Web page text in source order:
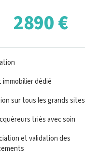
2890 €
immobilier dédié
sur tous les grands sites
triés avec soin
et validation des